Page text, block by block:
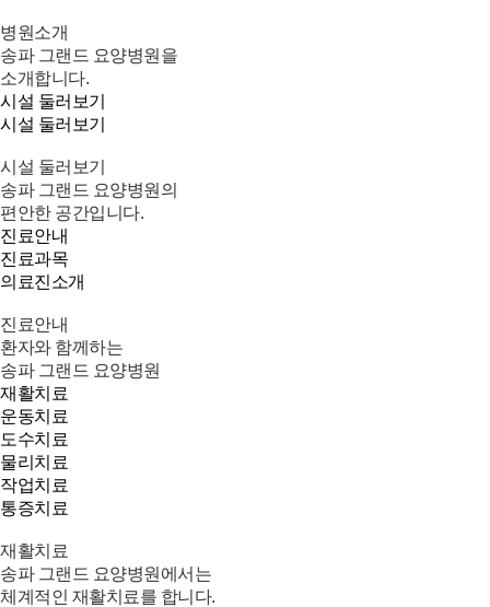
병원소개
송파 그랜드 요양병원을
소개합니다.
시설 둘러보기
시설 둘러보기
시설 둘러보기
송파 그랜드 요양병원의
편안한 공간입니다.
진료안내
진료과목
의료진소개
진료안내
환자와 함께하는
송파 그랜드 요양병원
재활치료
운동치료
도수치료
물리치료
작업치료
통증치료
재활치료
송파 그랜드 요양병원에서는
체계적인 재활치료를 합니다.